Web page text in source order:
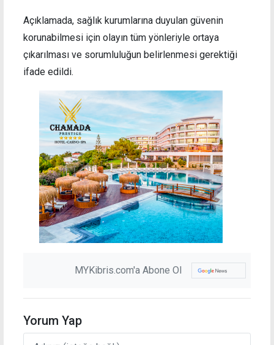
Açıklamada, sağlık kurumlarına duyulan güvenin
korunabilmesi için olayın tüm yönleriyle ortaya
çıkarılması ve sorumluluğun belirlenmesi gerektiği
ifade edildi.
MYKibris.com'a Abone Ol
Yorum Yap